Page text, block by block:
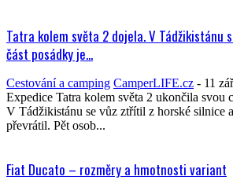
Tatra kolem světa 2 dojela. V Tádžikistánu
část posádky je...
Cestování a camping CamperLIFE.cz - 11
Expedice Tatra kolem světa 2 ukončila svou
V Tádžikistánu se vůz ztřítil z horské silnice
převrátil. Pět osob...
Fiat Ducato – rozměry a hmotnosti variant